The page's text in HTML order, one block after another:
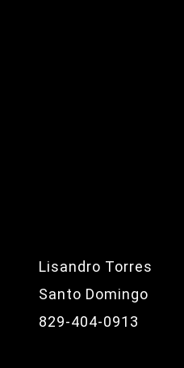
Lisandro Torres
Santo Domingo
829-404-0913